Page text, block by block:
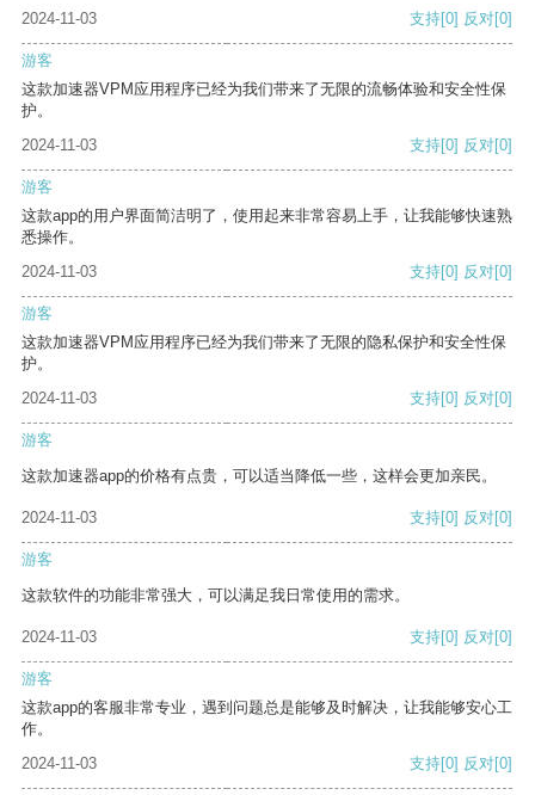
2024-11-03
支持[0] 反对[0]
游客
这款加速器VPM应用程序已经为我们带来了无限的流畅体验和安全性保
护。
2024-11-03
支持[0] 反对[0]
游客
这款app的用户界面简洁明了，使用起来非常容易上手，让我能够快速熟
悉操作。
2024-11-03
支持[0] 反对[0]
游客
这款加速器VPM应用程序已经为我们带来了无限的隐私保护和安全性保
护。
2024-11-03
支持[0] 反对[0]
游客
这款加速器app的价格有点贵，可以适当降低一些，这样会更加亲民。
2024-11-03 支持[0] 反对[0]
游客
这款软件的功能非常强大，可以满足我日常使用的需求。
2024-11-03 支持[0] 反对[0]
游客
这款app的客服非常专业，遇到问题总是能够及时解决，让我能够安心工
作。
2024-11-03
支持[0] 反对[0]